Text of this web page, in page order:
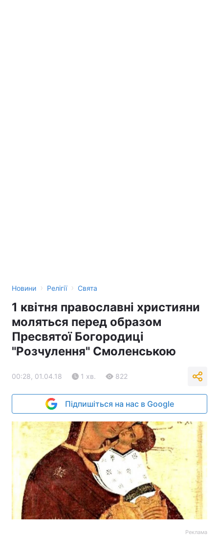
Новини › Релігії › Свята
1 квітня православні християни
моляться перед образом
Пресвятої Богородиці
"Розчулення" Смоленською
00:28, 01.04.18 1 хв. 822
Підпишіться на нас в Google
Реклама